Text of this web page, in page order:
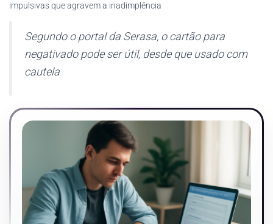
impulsivas que agravem a inadimplência
Segundo o portal da Serasa, o cartão para
negativado pode ser útil, desde que usado com
cautela